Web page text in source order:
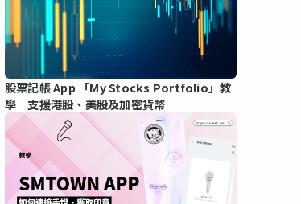
股票記帳 App 「My Stocks Portfolio」教
學 支援港股、美股及加密貨幣